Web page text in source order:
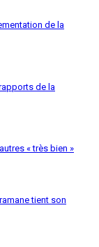
de la
de la
« très bien »
tient son